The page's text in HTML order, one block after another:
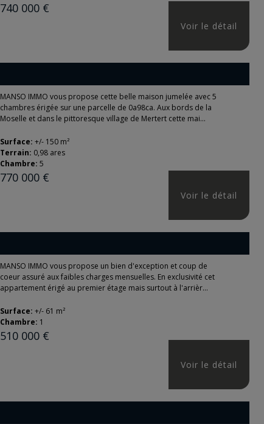
740 000 €
Voir le détail
MANSO IMMO vous propose cette belle maison jumelée avec 5
chambres érigée sur une parcelle de 0a98ca. Aux bords de la
Moselle et dans le pittoresque village de Mertert cette mai...
Surface: +/- 150 m²
Terrain: 0,98 ares
Chambre: 5
770 000 €
Voir le détail
MANSO IMMO vous propose un bien d'exception et coup de
coeur assuré aux faibles charges mensuelles. En exclusivité cet
appartement érigé au premier étage mais surtout à l'arrièr...
Surface: +/- 61 m²
Chambre: 1
510 000 €
Voir le détail